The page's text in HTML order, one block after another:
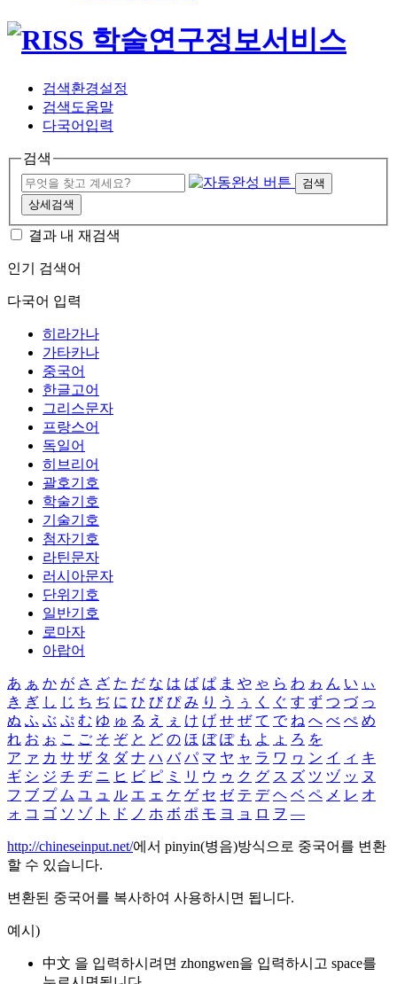
검색환경설정
검색도움말
다국어입력
검색
검색
상세검색
결과 내 재검색
인기 검색어
다국어 입력
히라가나
가타카나
중국어
한글고어
그리스문자
프랑스어
독일어
히브리어
괄호기호
학술기호
기술기호
첨자기호
라틴문자
러시아문자
단위기호
일반기호
로마자
아랍어
あ ぁ か が さ ざ た だ な は ば ぱ ま や ゃ ら わ ゎ ん い ぃ
き ぎ し じ ち ぢ に ひ び ぴ み り う ぅ く ぐ す ず つ づ っ
ぬ ふ ぶ ぷ む ゆ ゅ る え ぇ け げ せ ぜ て で ね へ べ ぺ め
れ お ぉ こ ご そ ぞ と ど の ほ ぼ ぽ も よ ょ ろ を
ア ァ カ サ ザ タ ダ ナ ハ バ パ マ ヤ ャ ラ ワ ヮ ン イ ィ キ
ギ シ ジ チ ヂ ニ ヒ ビ ピ ミ リ ウ ゥ ク グ ス ズ ツ ヅ ッ ヌ
フ ブ プ ム ユ ュ ル エ ェ ケ ゲ セ ゼ テ デ ヘ ベ ペ メ レ オ
ォ コ ゴ ソ ゾ ト ド ノ ホ ボ ポ モ ヨ ョ ロ ヲ ―
http://chineseinput.net/에서 pinyin(병음)방식으로 중국어를 변환
할 수 있습니다.
변환된 중국어를 복사하여 사용하시면 됩니다.
예시)
中文 을 입력하시려면 zhongwen을 입력하시고 space를